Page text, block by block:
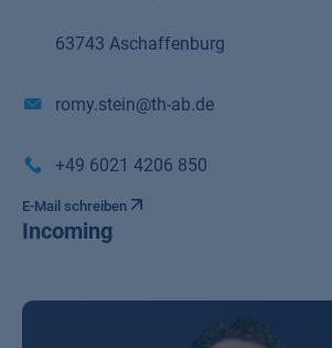
63743 Aschaffenburg
romy.stein@th-ab.de
+49 6021 4206 850
E-Mail schreiben
Incoming